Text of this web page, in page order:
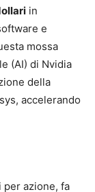
in
e
mossa
(AI) di Nvidia
della
accelerando
per azione, fa